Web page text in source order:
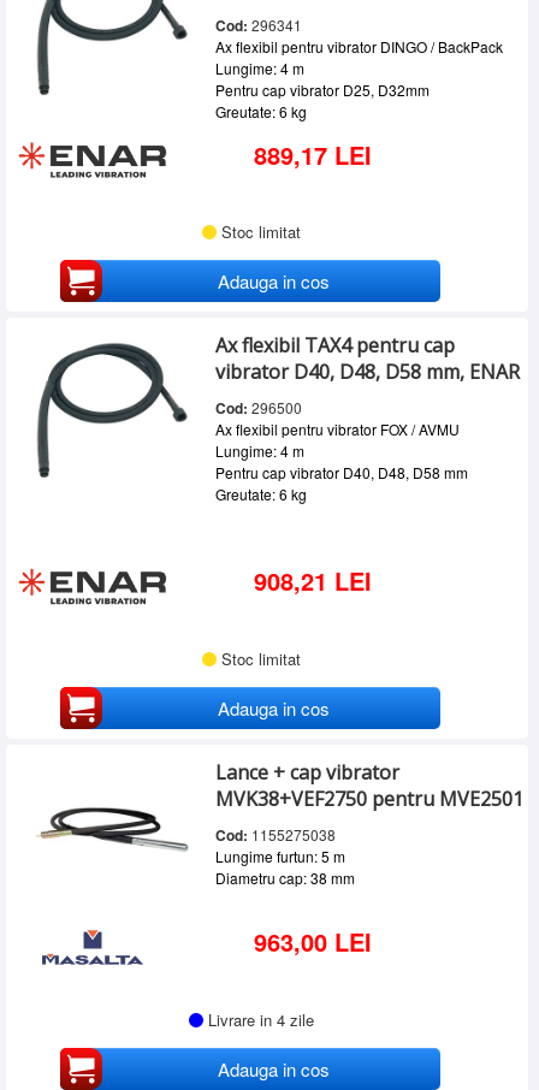
Cod: 296341
Ax flexibil pentru vibrator DINGO / BackPack
Lungime: 4 m
Pentru cap vibrator D25, D32mm
Greutate: 6 kg
889,17 LEI
Stoc limitat
Adauga in cos
Ax flexibil TAX4 pentru cap
vibrator D40, D48, D58 mm, ENAR
Cod: 296500
Ax flexibil pentru vibrator FOX / AVMU
Lungime: 4 m
Pentru cap vibrator D40, D48, D58 mm
Greutate: 6 kg
908,21 LEI
Stoc limitat
Adauga in cos
Lance + cap vibrator
MVK38+VEF2750 pentru MVE2501
Cod: 1155275038
Lungime furtun: 5 m
Diametru cap: 38 mm
963,00 LEI
Livrare in 4 zile
Adauga in cos